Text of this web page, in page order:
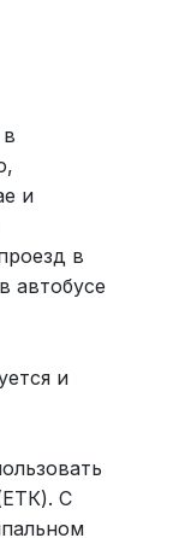
и
в
автобусе
и
С